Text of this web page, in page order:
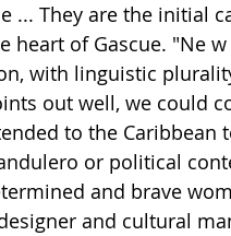
... They are the initial
heart of Gascue. "Ne
with linguistic
out well, we could
to the Caribbean
or political
and brave
and cultural